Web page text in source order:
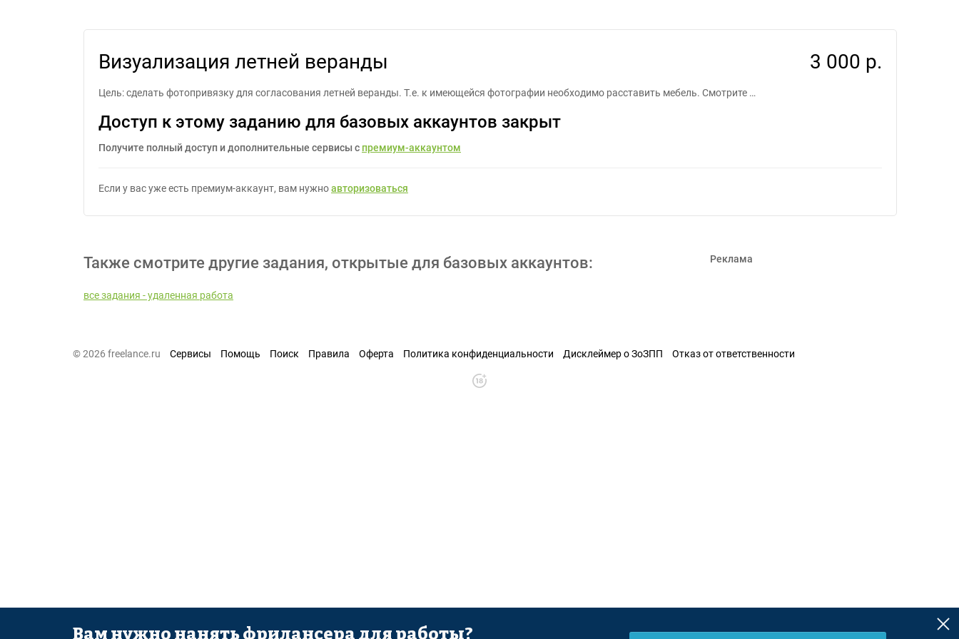
Визуализация летней веранды 3 000 р.
Цель: сделать фотопривязку для согласования летней веранды. Т.е. к имеющейся фотографии необходимо расставить мебель. Смотрите …
Доступ к этому заданию для базовых аккаунтов закрыт
Получите полный доступ и дополнительные сервисы с премиум-аккаунтом
Если у вас уже есть премиум-аккаунт, вам нужноавторизоваться
Также смотрите другие задания, открытые для базовых аккаунтов:
все задания - удаленная работа
Реклама
© 2026 freelance.ru Сервисы Помощь Поиск Правила Оферта Политика конфиденциальности Дисклеймер о ЗоЗПП Отказ от ответственности
Вам нужно нанять фрилансера для работы?